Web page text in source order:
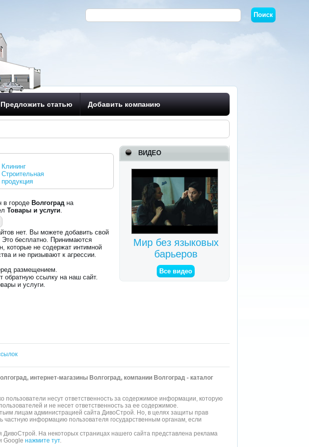
Предложить статью Добавить компанию
ВИДЕО
Мир без языковых
барьеров
Все видео
Клининг
Строительная
продукция
в городе Волгоград на
Товары и услуги.
нет. Вы можете добавить свой
Это бесплатно. Принимаются
которые не содержат интимной
и не призывают к агрессии.
размещением.
обратную ссылку на наш сайт.
и услуги.
интернет-магазины Волгоград, компании Волгоград - каталог
несут ответственность за содержимое информации, которую
и не несет ответственность за ее содержимое.
лицам администрацией сайта ДивоСтрой. Но, в целях защиты прав
частную информацию пользователя государственным органам, если
ДивоСтрой. На некоторых страницах нашегосайта представлена реклама
Googleнажмите тут.